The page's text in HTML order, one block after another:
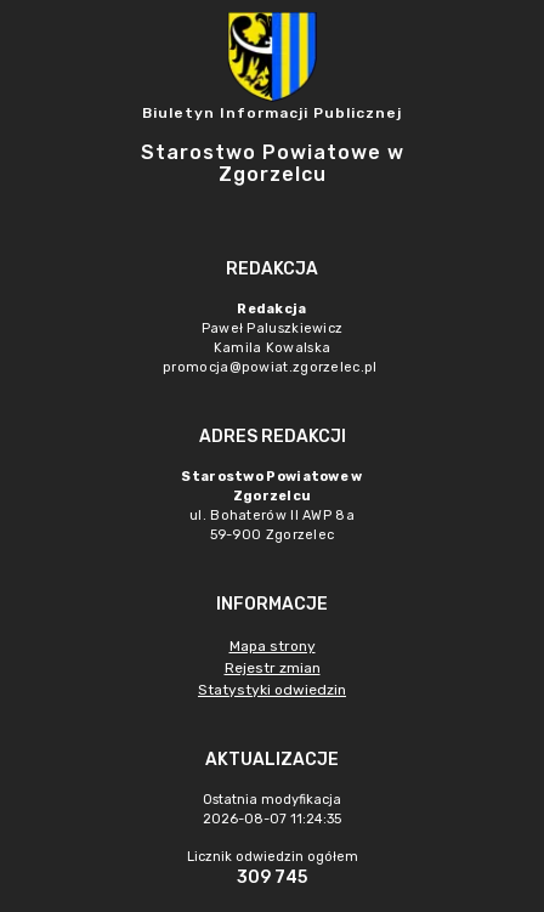
Biuletyn Informacji Publicznej
Starostwo Powiatowe w
Zgorzelcu
REDAKCJA
Redakcja
Paweł Paluszkiewicz
Kamila Kowalska
promocja@powiat.zgorzelec.pl
ADRES REDAKCJI
Starostwo Powiatowe w
Zgorzelcu
ul. Bohaterów II AWP 8a
59-900 Zgorzelec
INFORMACJE
Mapa strony
Rejestr zmian
Statystyki odwiedzin
AKTUALIZACJE
Ostatnia modyfikacja
2026-08-07 11:24:35
Licznik odwiedzin ogółem
309 745